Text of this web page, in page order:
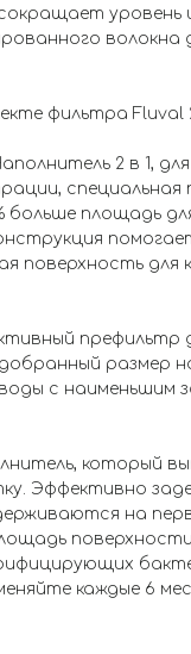
уровень
волокна
фильтра Fluval
2 в 1,
больше площадь
поверхность
префильтр
размер
с наименьшим
который
Эффективно
на
каждые 6